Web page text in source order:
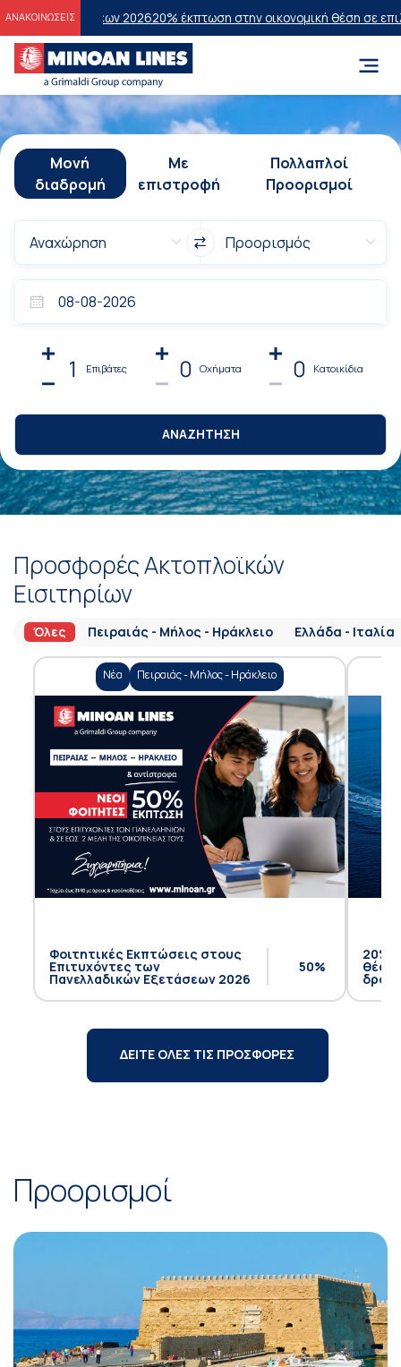
ΑΝΑΚΟΙΝΩΣΕΙΣ
202620% έκπτωση στην οικονομική θέση σε επιλεγμένα
Μονή
διαδρομή
Με
επιστροφή
Πολλαπλοί
Προορισμοί
1 Επιβάτες 0 Οχήματα 0 Κατοικίδια
ΑΝΑΖΗΤΗΣΗ
Προσφορές Ακτοπλοϊκών
Εισιτηρίων
Όλες Πειραιάς - Μήλος - Ηράκλειο Ελλάδα - Ιταλία
Νέα Πειραιάς - Μήλος - Ηράκλειο
Φοιτητικές Εκπτώσεις στους
Επιτυχόντες των
Πανελλαδικών Εξετάσεων 2026
50%
20%
θέση
ΔΕΙΤΕ ΟΛΕΣ ΤΙΣ ΠΡΟΣΦΟΡΕΣ
Προορισμοί